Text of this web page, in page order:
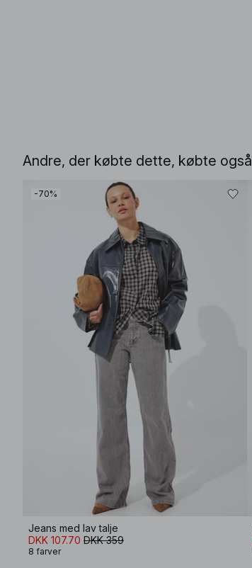
Andre, der købte dette, købte også
-70%
Jeans med lav talje
DKK 107.70 DKK 359
8 farver